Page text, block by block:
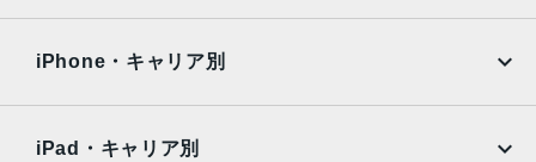
OPPO Android
Surface
Xiaomi Tablet
Ymobile
iPhone・キャリア別
iPad・キャリア別